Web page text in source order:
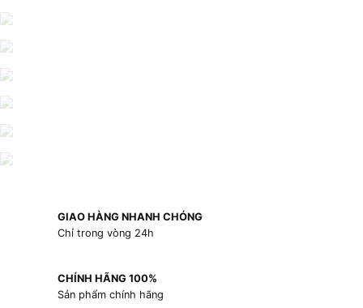
GIAO HÀNG NHANH CHÓNG
Chỉ trong vòng 24h
CHÍNH HÃNG 100%
Sản phẩm chính hãng